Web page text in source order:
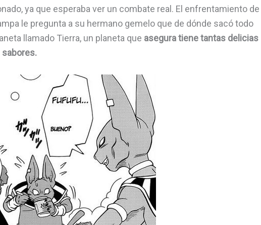
ya que esperaba ver un combate real. El enfrentamiento de
le pregunta a su hermano gemelo que de dónde sacó todo
llamado Tierra, un planeta que asegura tiene tantas delicias